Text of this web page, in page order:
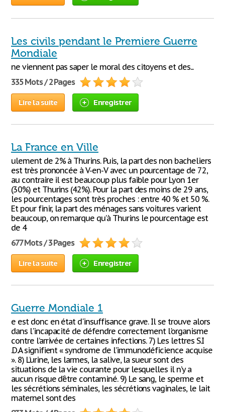
Les civils pendant le Premiere Guerre
Mondiale
ne viennent pas saper le moral des citoyens et des...
335 Mots / 2 Pages
Lire la suite Enregistrer
La France en Ville
ulement de 2% à Thurins. Puis, la part des non bacheliers
est très prononcée à V-en-V avec un pourcentage de 72,
au contraire il est beaucoup plus faible pour Lyon 1er
(30%) et Thurins (42%). Pour la part des moins de 29 ans,
les pourcentages sont très proches : entre 40 % et 50 %.
Et pour finir, la part des ménages sans voitures varient
beaucoup, on remarque qu’à Thurins le pourcentage est
de 4
677 Mots / 3 Pages
Lire la suite Enregistrer
Guerre Mondiale 1
e est donc en état d'insuffisance grave. Il se trouve alors
dans l'incapacité de défendre correctement l'organisme
contre l’arrivée de certaines infections. 7) Les lettres S.I
.D.A signifient « syndrome de l’immunodéficience acquise
». 8) L’urine, les larmes, la salive, la sueur sont des
situations de la vie courante pour lesquelles il n’y a
aucun risque d’être contaminé. 9) Le sang, le sperme et
les sécrétions séminales, les sécrétions vaginales, le lait
maternel sont des